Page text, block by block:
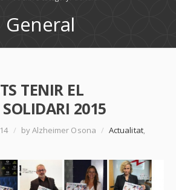
General
TENIR EL
2015
/ by Alzheimer Osona / Actualitat,